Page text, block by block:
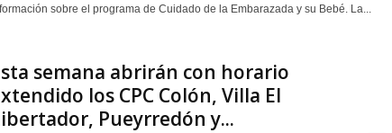
sobre el programa de Cuidado de la Embarazada y su Bebé. La...
semana abrirán con horario
los CPC Colón, Villa El
Pueyrredón y...